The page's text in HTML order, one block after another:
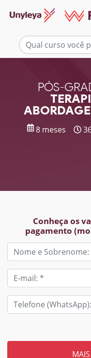
PÓS-
8 meses
Conheça os
pagamento